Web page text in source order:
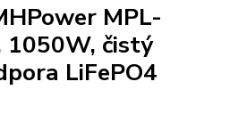
MPL-
1050W, čistý
LiFePO4